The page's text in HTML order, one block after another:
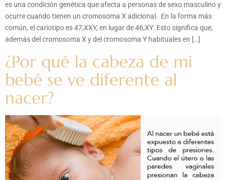
es una condición genética que afecta a personas de sexo masculino y
ocurre cuando tienen un cromosoma X adicional. En la forma más
común, el cariotipo es 47,XXY, en lugar de 46,XY. Esto significa que,
además del cromosoma X y del cromosoma Y habituales en […]
¿Por qué la cabeza de mi
bebé se ve diferente al
nacer?